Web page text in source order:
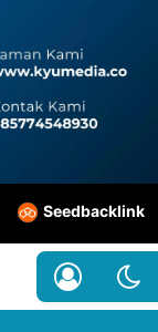
Seedbacklink